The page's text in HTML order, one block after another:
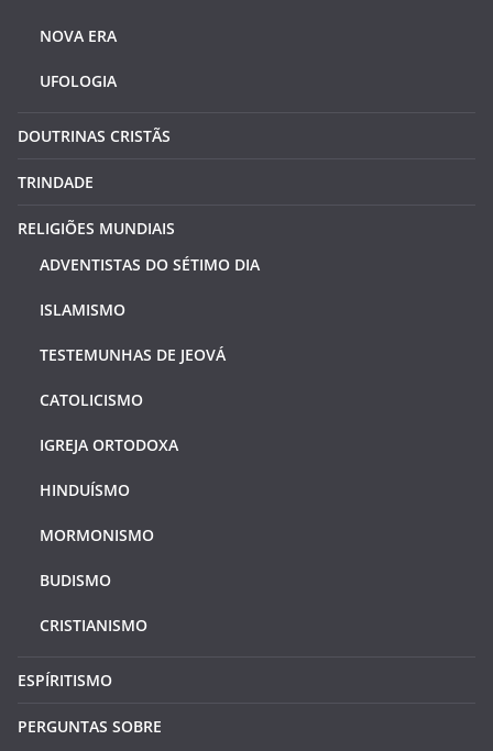
NOVA ERA
UFOLOGIA
DOUTRINAS CRISTÃS
TRINDADE
RELIGIÕES MUNDIAIS
ADVENTISTAS DO SÉTIMO DIA
ISLAMISMO
TESTEMUNHAS DE JEOVÁ
CATOLICISMO
IGREJA ORTODOXA
HINDUÍSMO
MORMONISMO
BUDISMO
CRISTIANISMO
ESPÍRITISMO
PERGUNTAS SOBRE